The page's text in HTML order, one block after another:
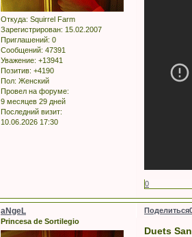
Откуда: Squirrel Farm
Зарегистрирован: 15.02.2007
Приглашений: 0
Сообщений: 47391
Уважение: +13941
Позитив: +4190
Пол: Женский
Провел на форуме:
9 месяцев 29 дней
Последний визит:
10.06.2026 17:30
0
Поделиться
aNgeL
Princesa de Sortilegio
Duets